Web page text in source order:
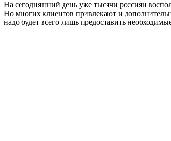
На сегодняшний день уже тысячи россиян
Но многих клиентов привлекают и
надо будет всего лишь предоставить